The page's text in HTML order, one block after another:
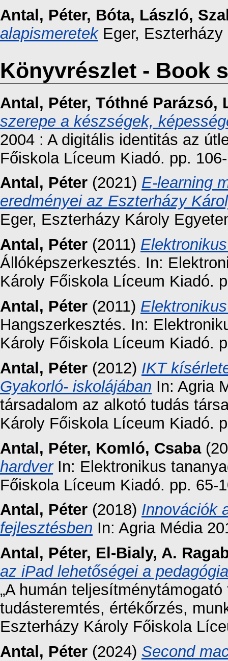
Antal, Péter, Bóta, László,
alapismeretekEger, Eszterházy
Könyvrészlet - Book
Antal, Péter, Tóthné Parázsó,
szerepe a készségek,
2004 : A digitális identitás az
Főiskola Líceum Kiadó. pp.
Antal, Péter (2021) E-learning
eredményei az Eszterházy
Eger, Eszterházy Károly
Antal, Péter (2011)
Állóképszerkesztés. In:
Károly Főiskola Líceum Kiadó.
Antal, Péter (2011)
Hangszerkesztés. In:
Károly Főiskola Líceum Kiadó.
Antal, Péter (2012) IKT
Gyakorló- iskolájában In: Agria
társadalom az alkotó tudás
Károly Főiskola Líceum Kiadó.
Antal, Péter, Komló, Csaba
hardverIn: Elektronikus
Főiskola Líceum Kiadó. pp. 65-
Antal, Péter (2018) Innovációk
fejlesztésben In: Agria Média
Antal, Péter, El-Bialy, A.
az iPad lehetőségei a
„A humán
tudásteremtés, értékőrzés,
Eszterházy Károly Főiskola
Antal, Péter (2024) Second